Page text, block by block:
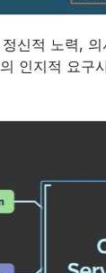
신적 노력,
인지적 요